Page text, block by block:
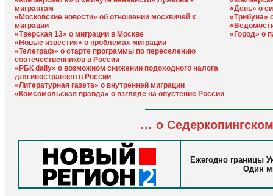
мигрантам
«Московские новости» об отношении москвичей к
миграции
«Тверская 13» о миграции в Москве
«Новые известия» о проблемах миграции
«Телеграф» о старте программы по переселению
соотечественников в России
«РБК daily» о возможном снижении подоходного налога
для иностранцев в России
«Литературная газета» о внутренней миграции
«Комсомольская правда» о взгляде на опустение России
«День» о
«Трибуна»
«Город» о
… о
Ежегодно границы
Один